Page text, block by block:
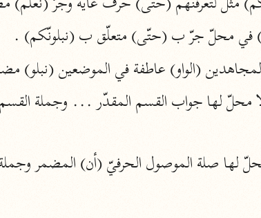
محمد الأمين الشنقيطي (١٣٩٤ هـ)
نحو ١١ مجلدًا
نظم الدرر
البقاعي (٨٨٥ هـ)
نحو ٢٠ مجلدًا
لغة وبلاغة
في محلّ جرّ ب (حتّى) متعلّق ب (نبلونّكم) .
(الواو) عاطفة في الموضعين
لها صلة الموصول الحرفيّ (أن) المضمر